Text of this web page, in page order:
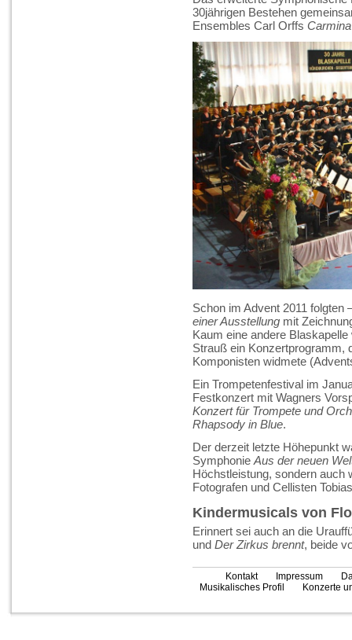
30jährigen Bestehen
Ensembles Carl Orffs
Schon im Advent 2011
einer Ausstellung mit
Kaum eine andere
Strauß ein Konzertprogramm,
Komponisten widmete
Ein Trompetenfestival im
Festkonzert mit Wagners
Konzert für Trompete und
Rhapsody in Blue.
Der derzeit letzte Höhepunkt
Symphonie Aus der neuen
Höchstleistung, sondern auch
Fotografen und Cellisten
Kindermusicals von
Erinnert sei auch an die
und Der Zirkus brennt, beide
Kontakt Impressum
Musikalisches Profil
Konzerte